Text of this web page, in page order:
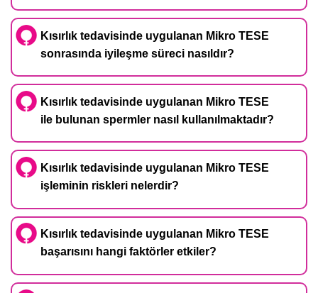
Kısırlık tedavisinde uygulanan Mikro TESE
sonrasında iyileşme süreci nasıldır?
Kısırlık tedavisinde uygulanan Mikro TESE
ile bulunan spermler nasıl kullanılmaktadır?
Kısırlık tedavisinde uygulanan Mikro TESE
işleminin riskleri nelerdir?
Kısırlık tedavisinde uygulanan Mikro TESE
başarısını hangi faktörler etkiler?